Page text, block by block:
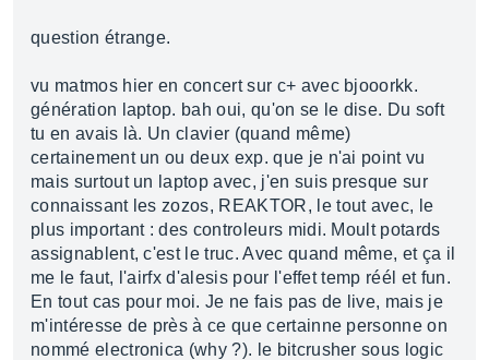
question étrange.
vu matmos hier en concert sur c+ avec bjooorkk.
génération laptop. bah oui, qu'on se le dise. Du soft
tu en avais là. Un clavier (quand même)
certainement un ou deux exp. que je n'ai point vu
mais surtout un laptop avec, j'en suis presque sur
connaissant les zozos, REAKTOR, le tout avec, le
plus important : des controleurs midi. Moult potards
assignablent, c'est le truc. Avec quand même, et ça il
me le faut, l'airfx d'alesis pour l'effet temp réél et fun.
En tout cas pour moi. Je ne fais pas de live, mais je
m'intéresse de près à ce que certainne personne on
nommé electronica (why ?). le bitcrusher sous logic